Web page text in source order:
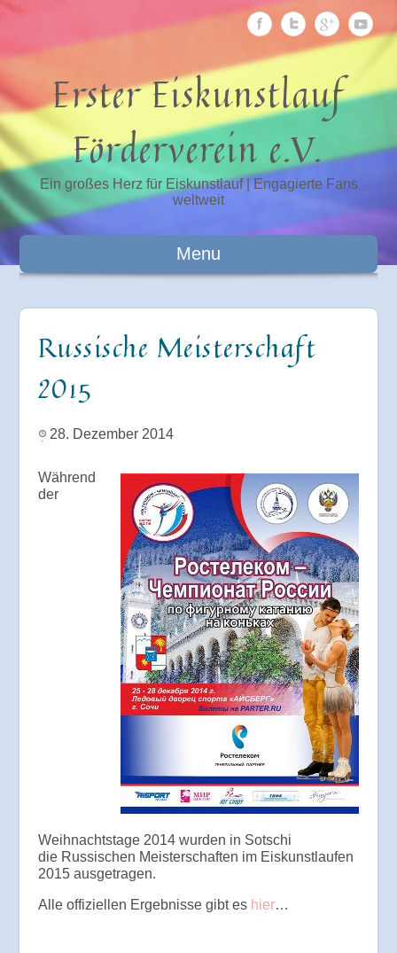
Erster Eiskunstlauf
Förderverein e.V.
Ein großes Herz für Eiskunstlauf | Engagierte Fans
weltweit
Menu
Russische Meisterschaft
2015
28. Dezember 2014
Während
der
Weihnachtstage 2014 wurden in Sotschi
die Russischen Meisterschaften im Eiskunstlaufen
2015 ausgetragen.
Alle offiziellen Ergebnisse gibt es hier…